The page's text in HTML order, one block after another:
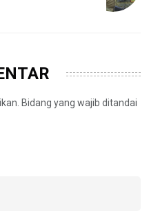
Bidang yang wajib ditandai